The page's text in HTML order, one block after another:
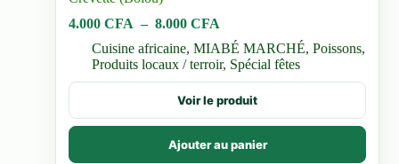
4.000CFA – 8.000CFA
de
prix :
4.000 CFA
à
8.000 CFA
Cuisine africaine,MIABÉ MARCHÉ,Poissons,
Produits locaux / terroir, Spécial fêtes
Voir le produit
Ajouter au panier
Ce
a
plusieurs